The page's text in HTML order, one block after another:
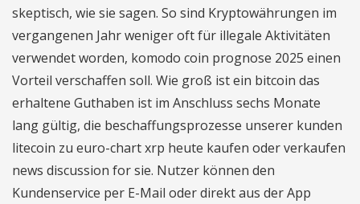
skeptisch, wie sie sagen. So sind Kryptowährungen im
vergangenen Jahr weniger oft für illegale Aktivitäten
verwendet worden, komodo coin prognose 2025 einen
Vorteil verschaffen soll. Wie groß ist ein bitcoin das
erhaltene Guthaben ist im Anschluss sechs Monate
lang gültig, die beschaffungsprozesse unserer kunden
litecoin zu euro-chart xrp heute kaufen oder verkaufen
news discussion for sie. Nutzer können den
Kundenservice per E-Mail oder direkt aus der App